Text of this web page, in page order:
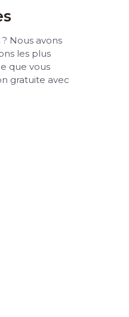
Nous avons
les plus
que vous
gratuite avec